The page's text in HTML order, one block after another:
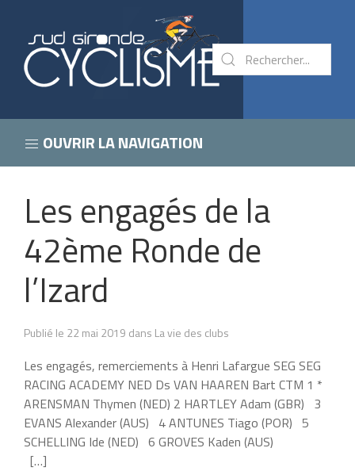
OUVRIR LA NAVIGATION
Les engagés de la
42ème Ronde de
l’Izard
Publié le 22 mai 2019 dans La vie des clubs
Les engagés, remerciements à Henri Lafargue SEG SEG
RACING ACADEMY NED Ds VAN HAAREN Bart CTM 1 *
ARENSMAN Thymen (NED) 2 HARTLEY Adam (GBR) 3
EVANS Alexander (AUS) 4 ANTUNES Tiago (POR) 5
SCHELLING Ide (NED) 6 GROVES Kaden (AUS)
[…]